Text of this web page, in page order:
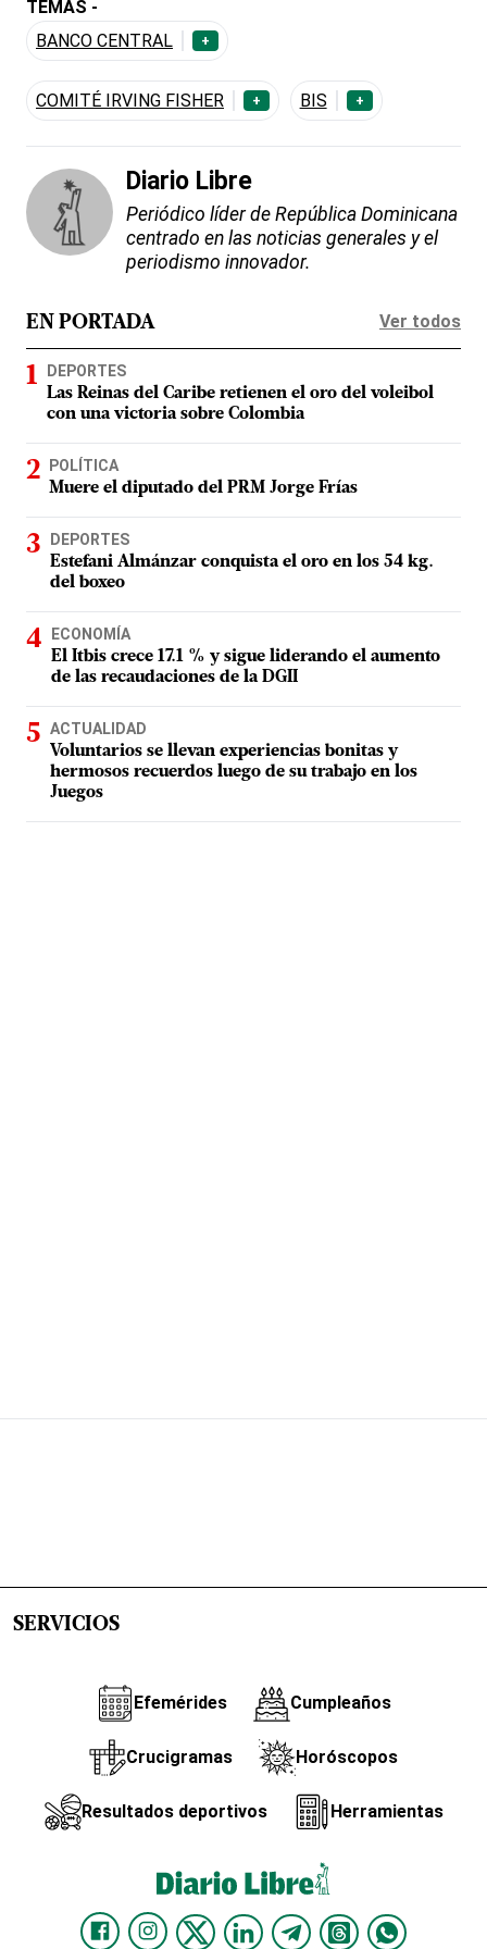
TEMAS -
BANCO CENTRAL
+
COMITÉ IRVING FISHER + BIS +
Diario Libre
Periódico líder de República Dominicana
centrado en las noticias generales y el
periodismo innovador.
EN PORTADA Ver todos
DEPORTES
Las Reinas del Caribe retienen el oro del voleibol
con una victoria sobre Colombia
POLÍTICA
Muere el diputado del PRM Jorge Frías
DEPORTES
Estefani Almánzar conquista el oro en los 54 kg.
del boxeo
ECONOMÍA
El Itbis crece 17.1 % y sigue liderando el aumento
de las recaudaciones de la DGII
ACTUALIDAD
Voluntarios se llevan experiencias bonitas y
hermosos recuerdos luego de su trabajo en los
Juegos
SERVICIOS
Efemérides Cumpleaños
Crucigramas Horóscopos
Resultados deportivos Herramientas